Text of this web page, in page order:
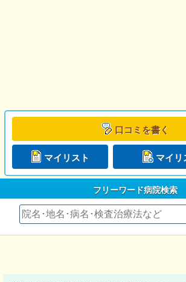
口コミを書く
マイリスト マイ
フリーワード病院検索